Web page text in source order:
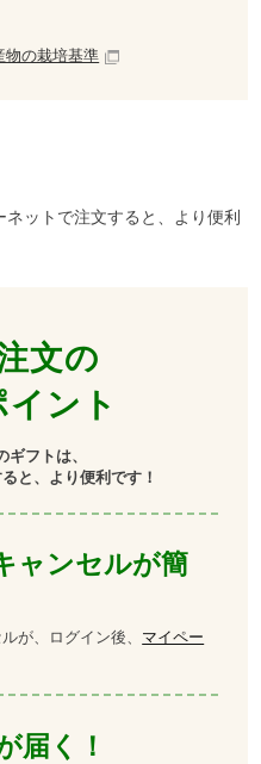
物の栽培基準
ットで注文すると、より便利
文の
ント
ギフトは、
と、より便利です！
ャンセルが簡
が、ログイン後、 マイペー
届く！